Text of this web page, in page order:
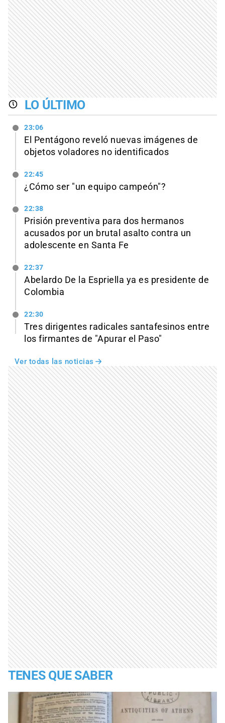
LO ÚLTIMO
23:06
El Pentágono reveló nuevas imágenes de
objetos voladores no identificados
22:45
¿Cómo ser "un equipo campeón"?
22:38
Prisión preventiva para dos hermanos
acusados por un brutal asalto contra un
adolescente en Santa Fe
22:37
Abelardo De la Espriella ya es presidente de
Colombia
22:30
Tres dirigentes radicales santafesinos entre
los firmantes de "Apurar el Paso"
Ver todas las noticias
TENES QUE SABER